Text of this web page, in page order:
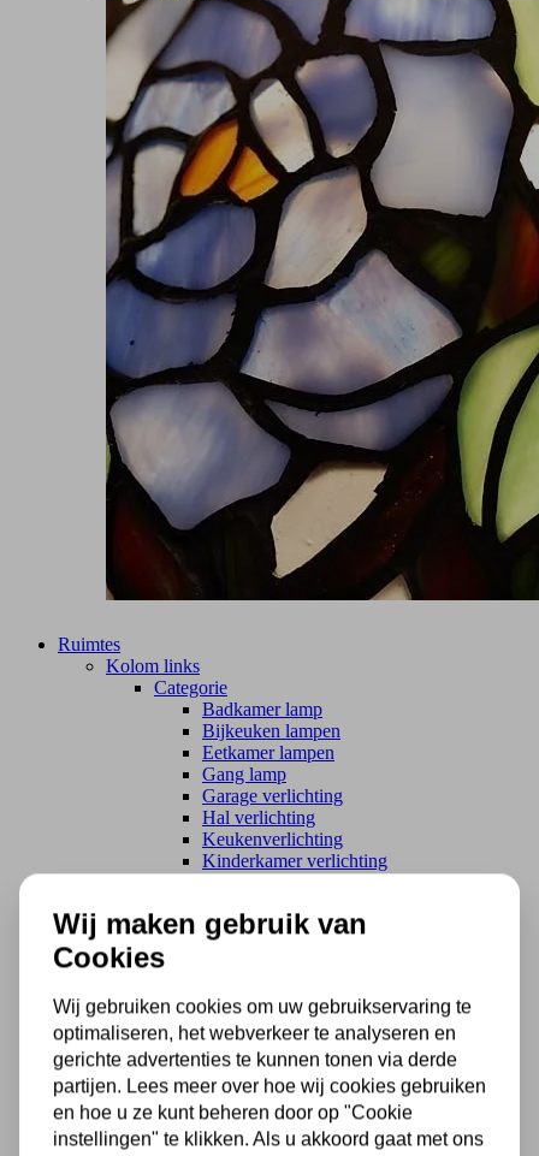
Ruimtes
Kolom links
Categorie
Badkamer lamp
Bijkeuken lampen
Eetkamer lampen
Gang lamp
Garage verlichting
Hal verlichting
Keukenverlichting
Kinderkamer verlichting
Serre verlichting
Slaapkamer lamp
Vide verlichting
Woonkamer lamp
Zolder verlichting
Merken
Kolom links
Merken
Art Deco Trade
Wij maken gebruik van
Cookies
Wij gebruiken cookies om uw gebruikservaring te
optimaliseren, het webverkeer te analyseren en
gerichte advertenties te kunnen tonen via derde
partijen. Lees meer over hoe wij cookies gebruiken
en hoe u ze kunt beheren door op "Cookie
instellingen" te klikken. Als u akkoord gaat met ons